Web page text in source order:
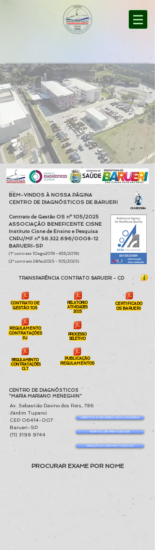
BEM-VINDOS À NOSSA PÁGINA
CENTRO DE DIAGNÓSTICOS DE BARUERI
OUVIDORIA
Contrato de Gestão OS nº 105/2025
ASSOCIAÇÃO BENEFICENTE CISNE
Instituto Cisne de Ensino e Pesquisa
CNPJ/MF nº 56.322.696/0008-12
BARUERI-SP
(1º contrato 10ago2019 - 455/2019)
(2º contrato 28fev2025 - 105/2025)
TRANSPARÊNCIA CONTRATO BARUERI - CD
CG105
CONTRATO DE
GESTÃO 105
QB
RPJ
REGULAMENTO
CONTRATAÇÕES
PJ
RCLT
REGULAMENTO
CONTRATAÇÕES
CLT
PS1
PRG
PUBLICAÇÃO
REGULAMENTOS
PROCESSO
SELETIVO
CERTIFICADO
OS BARUERI
PS1
RELATORIO
ATIVIDADES
2025
CENTRO DE DIAGNÓSTICOS
"MARIA MARIANO MENEGHIN"
Av. Sebastião Davino dos Reis, 786
Jardim Tupanci
CEP 06414-007
Barueri-SP
(11) 3198 9744
DIREITOS E DEVERES DOS USUÁRIOS
PORTAL DE PRIVACIDADE
SELEÇÃO E CONTRATAÇÃO PJ
PROCURAR EXAME POR NOME